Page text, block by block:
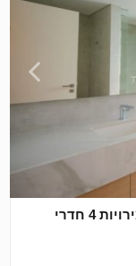
טאונהאוס ב Jebel Ali, Dubai, איחוד האמירויות 4 חדרי